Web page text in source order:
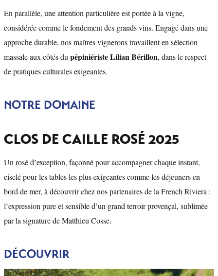
En parallèle, une attention particulière est portée à la vigne,
considérée comme le fondement des grands vins. Engagé dans une
approche durable, nos maîtres vignerons travaillent en sélection
massale aux côtés du pépiniériste Lilian Bérillon, dans le respect
de pratiques culturales exigeantes.
NOTRE DOMAINE
CLOS DE CAILLE ROSÉ 2025
Un rosé d’exception, façonné pour accompagner chaque instant,
ciselé pour les tables les plus exigeantes comme les déjeuners en
bord de mer, à découvrir chez nos partenaires de la French Riviera :
l’expression pure et sensible d’un grand terroir provençal, sublimée
par la signature de Matthieu Cosse.
DÉCOUVRIR